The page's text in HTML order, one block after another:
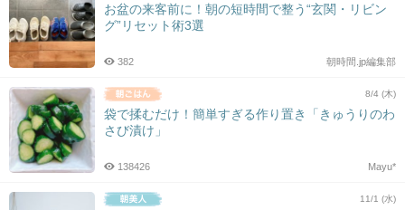
お盆の来客前に！朝の短時間で整う“玄関・リビン
グ”リセット術3選
朝時間.jp編集部
382
8/4 (木)
袋で揉むだけ！簡単すぎる作り置き「きゅうりのわ
さび漬け」
Mayu*
138426
11/1 (水)